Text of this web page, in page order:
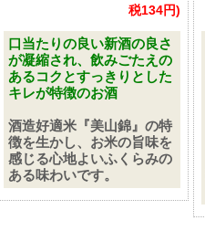
税134円)
口当たりの良い新酒の良さ
が凝縮され、飲みごたえの
あるコクとすっきりとした
キレが特徴のお酒
酒造好適米『美山錦』の特
徴を生かし、お米の旨味を
感じる心地よいふくらみの
ある味わいです。